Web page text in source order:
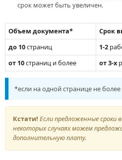
срок может быть увеличен.
Объем документа*
Срок
до 10страниц 1-2
от 10страниц и более от 3-х
*если на одной странице не более
Кстати! Если предложенные сроки
некоторых случаях можем
дополнительную плату.